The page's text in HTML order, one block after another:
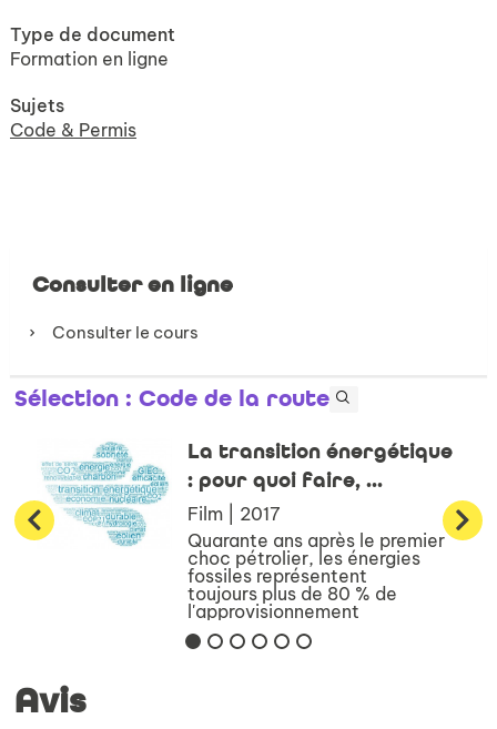
Type de document
Formation en ligne
Sujets
Code & Permis
Consulter en ligne
Consulter le cours
Sélection : Code de la route
La transition énergétique
: pour quoi faire, ...
Film | 2017
Quarante ans après le premier
choc pétrolier, les énergies
fossiles représentent
toujours plus de 80 % de
l'approvisionnement
énergétique mondial. Or
l'horizon est aujourd'hui
Avis